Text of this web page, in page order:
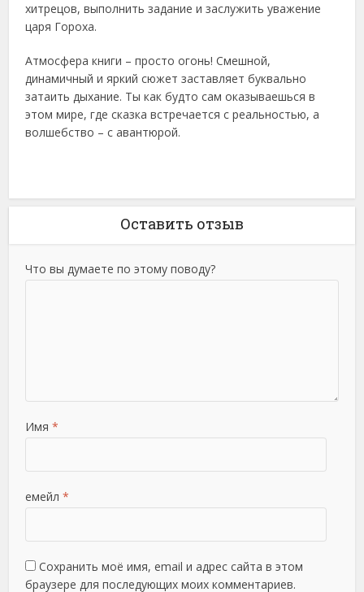
хитрецов, выполнить задание и заслужить уважение
царя Гороха.
Атмосфера книги – просто огонь! Смешной,
динамичный и яркий сюжет заставляет буквально
затаить дыхание. Ты как будто сам оказываешься в
этом мире, где сказка встречается с реальностью, а
волшебство – с авантюрой.
Оставить отзыв
Что вы думаете по этому поводу?
Имя *
емейл *
Сохранить моё имя, email и адрес сайта в этом
браузере для последующих моих комментариев.